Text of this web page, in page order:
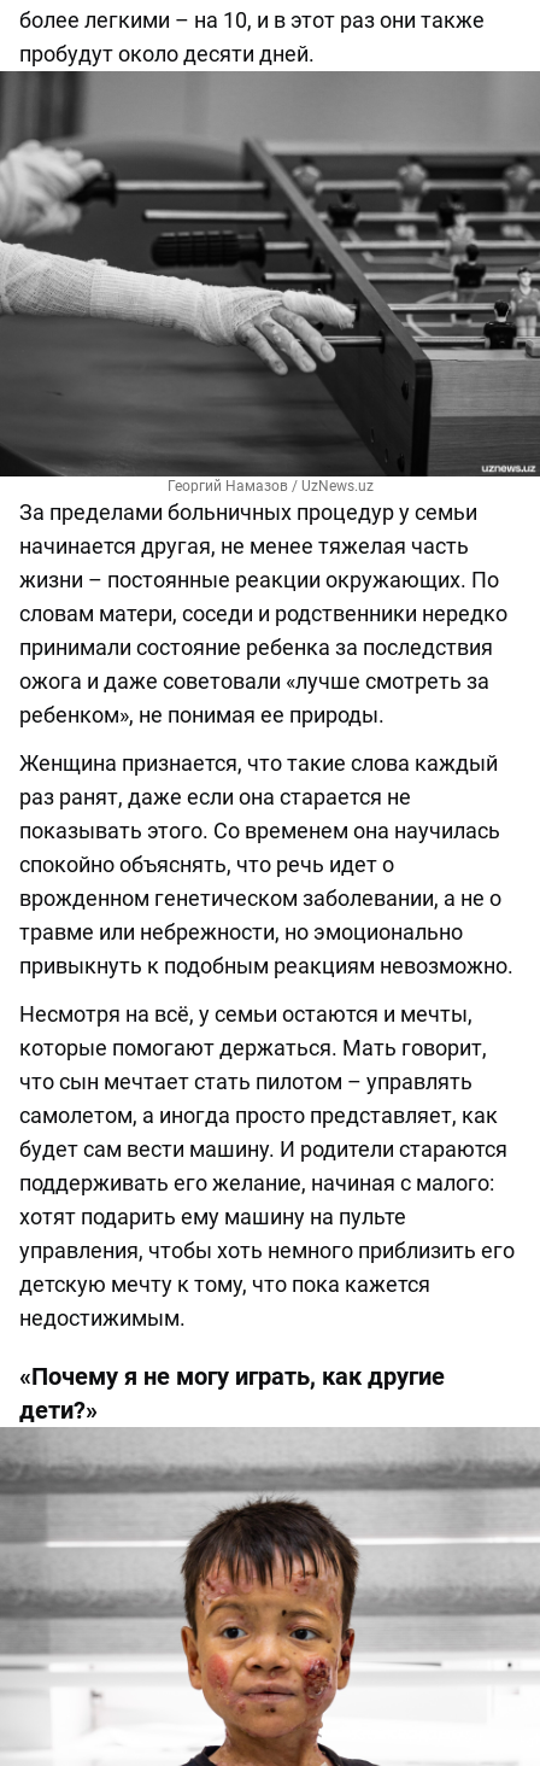
более легкими – на 10, и в этот раз они также
пробудут около десяти дней.
Георгий Намазов / UzNews.uz
За пределами больничных процедур у семьи
начинается другая, не менее тяжелая часть
жизни – постоянные реакции окружающих. По
словам матери, соседи и родственники нередко
принимали состояние ребенка за последствия
ожога и даже советовали «лучше смотреть за
ребенком», не понимая ее природы.
Женщина признается, что такие слова каждый
раз ранят, даже если она старается не
показывать этого. Со временем она научилась
спокойно объяснять, что речь идет о
врожденном генетическом заболевании, а не о
травме или небрежности, но эмоционально
привыкнуть к подобным реакциям невозможно.
Несмотря на всё, у семьи остаются и мечты,
которые помогают держаться. Мать говорит,
что сын мечтает стать пилотом – управлять
самолетом, а иногда просто представляет, как
будет сам вести машину. И родители стараются
поддерживать его желание, начиная с малого:
хотят подарить ему машину на пульте
управления, чтобы хоть немного приблизить его
детскую мечту к тому, что пока кажется
недостижимым.
«Почему я не могу играть, как другие
дети?»